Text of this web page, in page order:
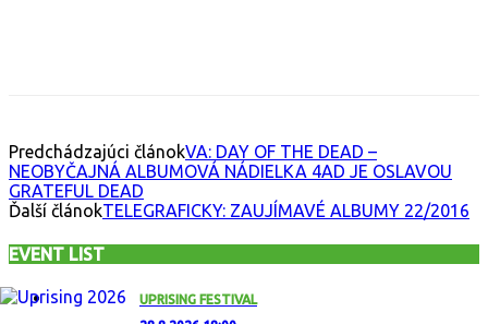
Predchádzajúci článokVA: DAY OF THE DEAD –
NEOBYČAJNÁ ALBUMOVÁ NÁDIELKA 4AD JE OSLAVOU
GRATEFUL DEAD
Ďalší článokTELEGRAFICKY: ZAUJÍMAVÉ ALBUMY 22/2016
EVENT LIST
UPRISING FESTIVAL